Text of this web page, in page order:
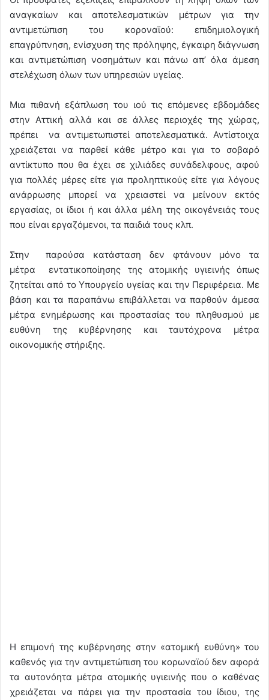
αναγκαίων και αποτελεσματικών μέτρων για την
αντιμετώπιση του κοροναϊού: επιδημιολογική
επαγρύπνηση, ενίσχυση της πρόληψης, έγκαιρη διάγνωση
και αντιμετώπιση νοσημάτων και πάνω απ’ όλα άμεση
στελέχωση όλων των υπηρεσιών υγείας.
Μια πιθανή εξάπλωση του ιού τις επόμενες εβδομάδες
στην Αττική αλλά και σε άλλες περιοχές της χώρας,
πρέπει να αντιμετωπιστεί αποτελεσματικά. Αντίστοιχα
χρειάζεται να παρθεί κάθε μέτρο και για το σοβαρό
αντίκτυπο που θα έχει σε χιλιάδες συνάδελφους, αφού
για πολλές μέρες είτε για προληπτικούς είτε για λόγους
ανάρρωσης μπορεί να χρειαστεί να μείνουν εκτός
εργασίας, οι ίδιοι ή και άλλα μέλη της οικογένειάς τους
που είναι εργαζόμενοι, τα παιδιά τους κλπ.
Στην παρούσα κατάσταση δεν φτάνουν μόνο τα
μέτρα εντατικοποίησης της ατομικής υγιεινής όπως
ζητείται από το Υπουργείο υγείας και την Περιφέρεια. Με
βάση και τα παραπάνω επιβάλλεται να παρθούν άμεσα
μέτρα ενημέρωσης και προστασίας του πληθυσμού με
ευθύνη της κυβέρνησης και ταυτόχρονα μέτρα
οικονομικής στήριξης.
Η επιμονή της κυβέρνησης στην «ατομική ευθύνη» του
καθενός για την αντιμετώπιση του κορωναϊού δεν αφορά
τα αυτονόητα μέτρα ατομικής υγιεινής που ο καθένας
χρειάζεται να πάρει για την προστασία του ίδιου, της